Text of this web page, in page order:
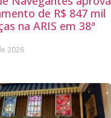
de R$ 847 mil
na ARIS em 38ª
2026